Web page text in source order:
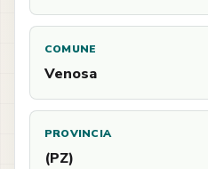
COMUNE
Venosa
PROVINCIA
(PZ)